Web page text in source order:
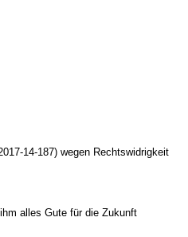
14-187) wegen Rechtswidrigkeit
alles Gute für die Zukunft